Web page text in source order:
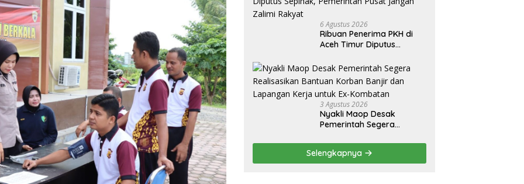
6 Agustus 2026
Ribuan Penerima PKH di
Aceh Timur Diputus
Jangan Zalimi Rakyat
3 Agustus 2026
Nyakli Maop Desak
Pemerintah Segera
Korban Banjir dan
Lapangan Kerja untuk Ex-
Kombatan
Selengkapnya